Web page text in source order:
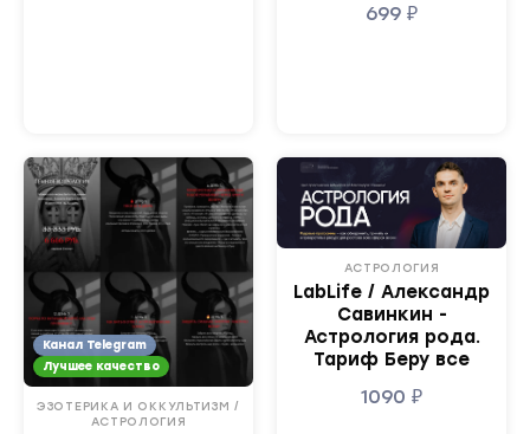
699 ₽
Канал Telegram
Лучшее качество
ЭЗОТЕРИКА И ОККУЛЬТИЗМ /
АСТРОЛОГИЯ
АСТРОЛОГИЯ
LabLife / Александр
Савинкин -
Астрология рода.
Тариф Беру все
1090 ₽